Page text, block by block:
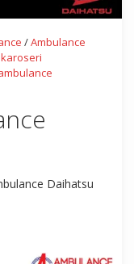
/Ambulance
karoseri
Daihatsu